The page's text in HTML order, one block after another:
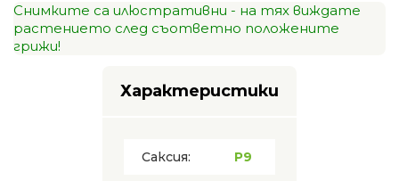
Снимките са илюстративни - на тях виждате
растението след съответно положените
грижи!
Характеристики
Саксия: P9